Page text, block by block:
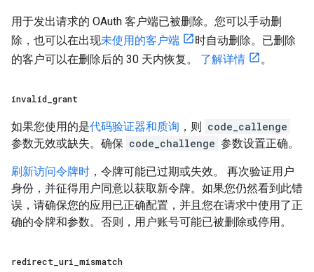
用于发出请求的 OAuth 客户端已被删除。您可以手动删
除，也可以在出现未使用的客户端
时自动删除。已删除
的客户可以在删除后的 30 天内恢复。 了解详情 。
invalid grant
如果您使用的是代码验证器和质询 ，则 code_callenge
参数无效或缺失。确保 code_challenge 参数设置正确。
刷新访问令牌时 ，令牌可能已过期或失效。 再次验证用户
身份，并征得用户同意以获取新令牌。如果您仍然看到此错
误，请确保您的应用已正确配置，并且您在请求中使用了正
确的令牌和参数。否则，用户账号可能已被删除或停用。
redirect uri mismatch